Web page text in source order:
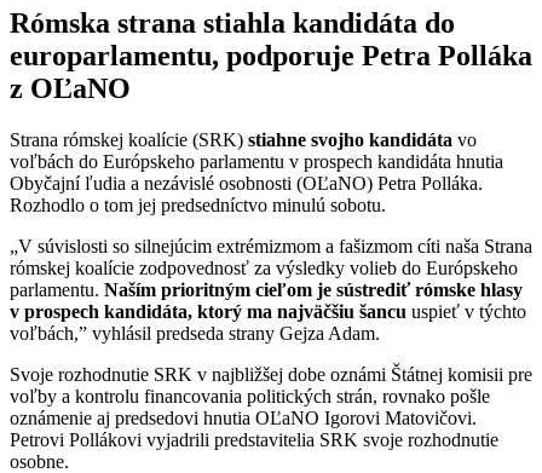
Rómska strana stiahla kandidáta do
europarlamentu, podporuje Petra Polláka
z OĽaNO
Strana rómskej koalície (SRK) stiahne svojho kandidáta vo
voľbách do Európskeho parlamentu v prospech kandidáta hnutia
Obyčajní ľudia a nezávislé osobnosti (OĽaNO) Petra Polláka.
Rozhodlo o tom jej predsedníctvo minulú sobotu.
„V súvislosti so silnejúcim extrémizmom a fašizmom cíti naša Strana
rómskej koalície zodpovednosť za výsledky volieb do Európskeho
parlamentu. Naším prioritným cieľom je sústrediť rómske hlasy
v prospech kandidáta, ktorý ma najväčšiu šancu uspieť v týchto
voľbách,” vyhlásil predseda strany Gejza Adam.
Svoje rozhodnutie SRK v najbližšej dobe oznámi Štátnej komisii pre
voľby a kontrolu financovania politických strán, rovnako pošle
oznámenie aj predsedovi hnutia OĽaNO Igorovi Matovičovi.
Petrovi Pollákovi vyjadrili predstavitelia SRK svoje rozhodnutie
osobne.